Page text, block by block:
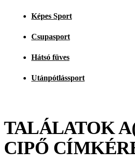
Képes Sport
Csupasport
Hátsó füves
Utánpótlássport
TALÁLATOK
CIPŐ